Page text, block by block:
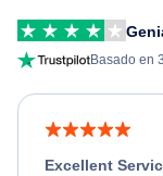
Basado en
Excellent